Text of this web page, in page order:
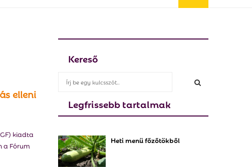
elleni
kiadta
a Fórum
Kereső
c
f
o
r
Legfrissebb tartalmak
Heti menü főzőtökből